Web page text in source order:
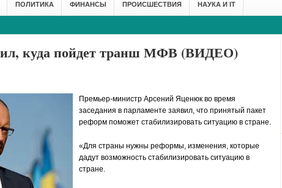
ПОЛИТИКА ФИНАНСЫ ПРОИСШЕСТВИЯ НАУКА И IT
куда пойдет транш МФВ (ВИДЕО)
Премьер-министр Арсений Яценюкво время
заседания в парламенте заявил, что принятый пакет
реформ поможет стабилизировать ситуацию в стране.
«Для страны нужны реформы, изменения, которые
дадут возможность стабилизировать ситуацию в
стране.